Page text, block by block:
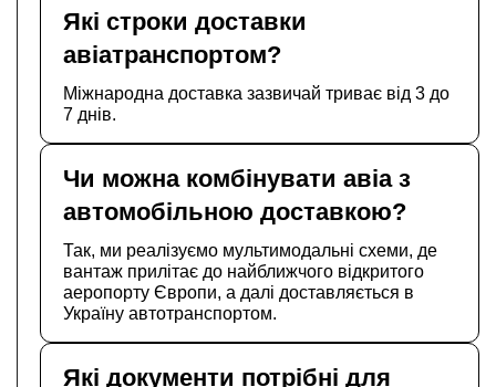
Які строки доставки
авіатранспортом?
Міжнародна доставка зазвичай триває від 3 до
7 днів.
Чи можна комбінувати авіа з
автомобільною доставкою?
Так, ми реалізуємо мультимодальні схеми, де
вантаж прилітає до найближчого відкритого
аеропорту Європи, а далі доставляється в
Україну автотранспортом.
Які документи потрібні для